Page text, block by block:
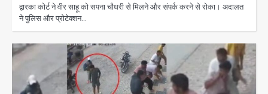
द्वारका कोर्ट ने वीर साहू को सपना चौधरी से मिलने और संपर्क करने से रोका। अदालत
ने पुलिस और प्रोटेक्शन…